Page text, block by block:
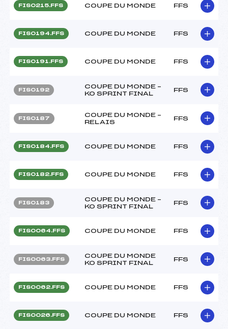
FIS0215.FFS COUPE DU MONDE FFS
FIS0194.FFS COUPE DU MONDE FFS
FIS0191.FFS COUPE DU MONDE FFS
FIS0192
COUPE DU MONDE –
KO SPRINT FINAL
FFS
FIS0187
COUPE DU MONDE –
RELAIS
FFS
FIS0184.FFS COUPE DU MONDE FFS
FIS0182.FFS COUPE DU MONDE FFS
FIS0183
COUPE DU MONDE –
KO SPRINT FINAL
FFS
FIS0064.FFS COUPE DU MONDE FFS
FIS0063.FFS
COUPE DU MONDE
KO SPRINT FINAL
FFS
FIS0062.FFS COUPE DU MONDE FFS
FIS0026.FFS COUPE DU MONDE FFS